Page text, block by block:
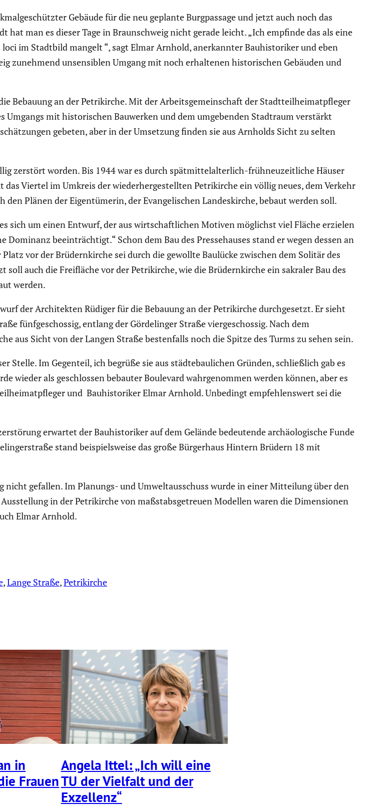
Gebäude für die neu geplante Burgpas­sage und jetzt auch noch das
man es dieser Tage in Braun­schweig nicht gerade leicht. „Ich empfinde das als eine
im Stadtbild mangelt “, sagt Elmar Arnhold, anerkannter Bauhis­to­riker und eben
zunehmend unsen­si­blen Umgang mit noch erhal­tenen histo­ri­schen Gebäuden und
Bebauung an der Petri­kirche. Mit der Arbeits­ge­mein­schaft der Stadt­teil­hei­mat­pfleger
mit histo­ri­schen Bauwerken und dem umgebenden Stadtraum verstärkt
gebeten, aber in der Umsetzung finden sie aus Arnholds Sicht zu selten
zerstört worden. Bis 1944 war es durch spätmit­tel­al­ter­lich-frühneu­zeit­liche Häuser
Viertel im Umkreis der wieder­her­ge­stellten Petri­kirche ein völlig neues, dem Verkehr
Plänen der Eigen­tü­merin, der Evange­li­schen Landes­kirche, bebaut werden soll.
sich um einen Entwurf, der aus wirtschaft­li­chen Motiven möglichst viel Fläche erzielen
beein­träch­tigt.“ Schon dem Bau des Presse­hauses stand er wegen dessen an
vor der Brüdern­kirche sei durch die gewollte Baulücke zwischen dem Solitär des
auch die Freifläche vor der Petri­kirche, wie die Brüdern­kirche ein sakraler Bau des
werden.
der Archi­tekten Rüdiger für die Bebauung an der Petri­kirche durch­ge­setzt. Er sieht
fünfge­schossig, entlang der Görde­linger Straße vierge­schossig. Nach dem
aus Sicht von der Langen Straße besten­falls noch die Spitze des Turms zu sehen sein.
Stelle. Im Gegenteil, ich begrüße sie aus städte­bau­li­chen Gründen, schließ­lich gab es
wieder als geschlossen bebauter Boulevard wahrge­nommen werden können, aber es
und Bauhis­to­riker Elmar Arnhold. Unbedingt empfeh­lens­wert sei die
erwartet der Bauhis­to­riker auf dem Gelände bedeu­tende archäo­lo­gi­sche Funde
stand beispiels­weise das große Bürger­haus Hintern Brüdern 18 mit
gefallen. Im Planungs- und Umwelt­aus­schuss wurde in einer Mittei­lung über den
in der Petri­kirche von maßstabs­ge­treuen Modellen waren die Dimen­sionen
Elmar Arnhold.
, Lange Straße, Petrikirche
in
Frauen
Angela Ittel: „Ich will eine
TU der Vielfalt und der
Exzellenz“